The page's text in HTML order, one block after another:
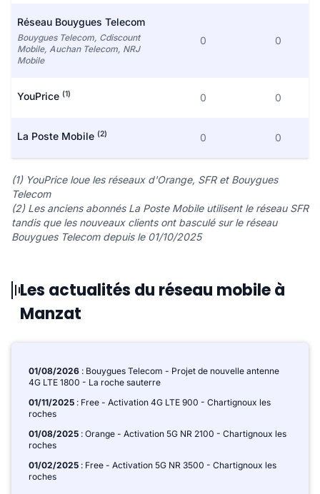
Réseau Bouygues Telecom
Bouygues Telecom, Cdiscount
Mobile, Auchan Telecom, NRJ
Mobile
0 0
YouPrice (1) 0 0
La Poste Mobile (2) 0 0
(1) YouPrice loue les réseaux d'Orange, SFR et Bouygues
Telecom
(2) Les anciens abonnés La Poste Mobile utilisent le réseau SFR
tandis que les nouveaux clients ont basculé sur le réseau
Bouygues Telecom depuis le 01/10/2025
Les actualités du réseau mobile à
Manzat
01/08/2026 : Bouygues Telecom - Projet de nouvelle antenne
4G LTE 1800 - La roche sauterre
01/11/2025 : Free - Activation 4G LTE 900 - Chartignoux les
roches
01/08/2025 : Orange - Activation 5G NR 2100 - Chartignoux les
roches
01/02/2025 : Free - Activation 5G NR 3500 - Chartignoux les
roches